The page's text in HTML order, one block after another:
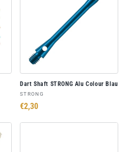
Dart Shaft STRONG Alu Colour Blau
Anbieter:
STRONG
Normaler
€2,30